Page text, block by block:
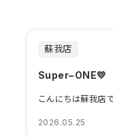
蘇我店
2026.05.25
Super−ONE💛